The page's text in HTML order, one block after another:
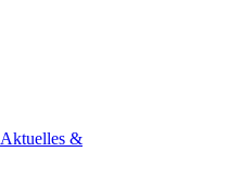
Aktuelles &